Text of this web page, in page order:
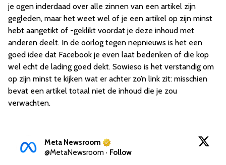
je ogen inderdaad over alle zinnen van een artikel zijn
gegleden, maar het weet wel of je een artikel op zijn minst
hebt aangetikt of -geklikt voordat je deze inhoud met
anderen deelt. In de oorlog tegen nepnieuws is het een
goed idee dat Facebook je even laat bedenken of die kop
wel echt de lading goed dekt. Sowieso is het verstandig om
op zijn minst te kijken wat er achter zo’n link zit: misschien
bevat een artikel totaal niet de inhoud die je zou
verwachten.
Meta Newsroom
@MetaNewsroom · Follow